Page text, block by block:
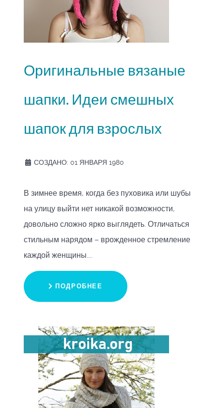
Оригинальные вязаные
шапки. Идеи смешных
шапок для взрослых
СОЗДАНО: 01 ЯНВАРЯ 1980
В зимнее время, когда без пуховика или шубы
на улицу выйти нет никакой возможности,
довольно сложно ярко выглядеть. Отличаться
стильным нарядом – врожденное стремление
каждой женщины....
ПОДРОБНЕЕ